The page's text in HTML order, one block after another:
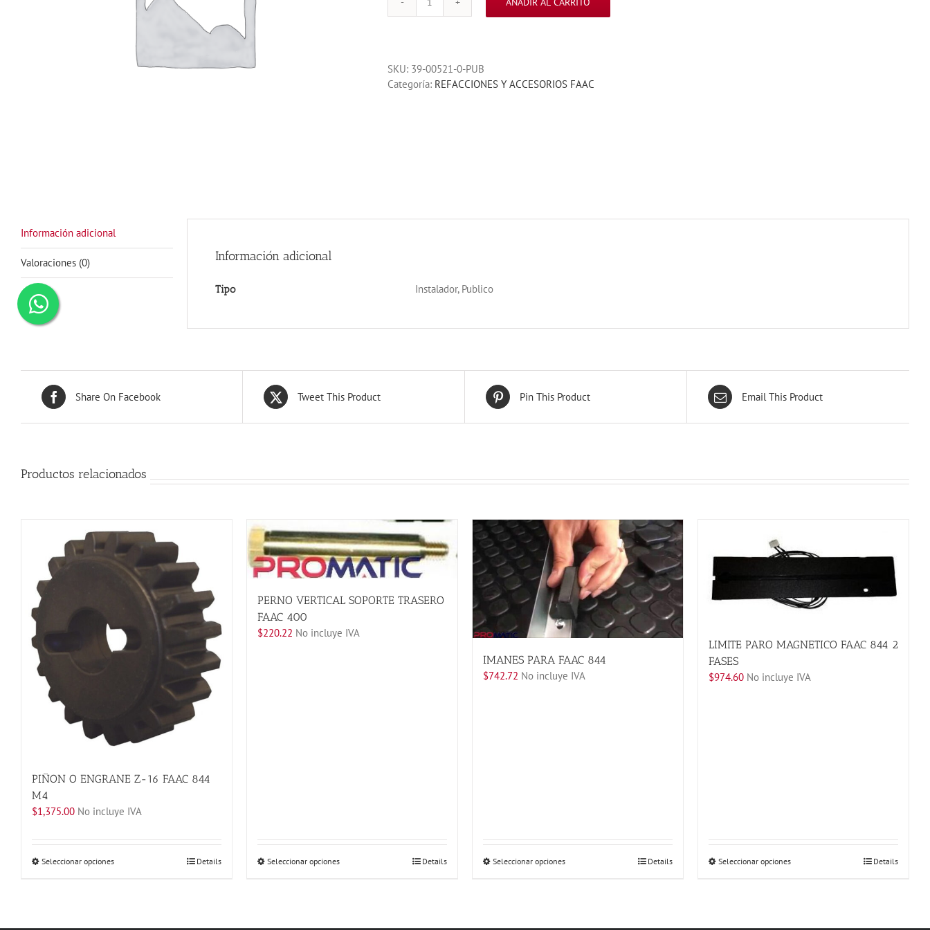
TAPA
422
cantidad
SKU: 39-00521-0-PUB
Categoría: REFACCIONES Y ACCESORIOS FAAC
Información adicional
Valoraciones (0) Información adicional
Tipo Instalador, Publico
Share On Facebook Tweet This Product Pin This Product Email This Product
Productos relacionados
PIÑON O ENGRANE Z-16 FAAC 844
M4
$1,375.00 No incluye IVA
Seleccionar opcionesEste
Details
PERNO VERTICAL SOPORTE TRASERO
FAAC 400
$220.22 No incluye IVA
Seleccionar opcionesEste
Details
IMANES PARA FAAC 844
$742.72 No incluye IVA
Seleccionar opcionesEste
Details
LIMITE PARO MAGNETICO FAAC 844 2
FASES
$974.60 No incluye IVA
Seleccionar opcionesEste
Details